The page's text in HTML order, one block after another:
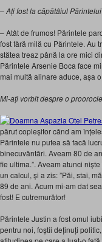
– Ați fost la căpătâiul
– Atât de frumos! Părintele
fost fără milă cu Părintele. Au
stătea treaz până la ore mici
Părintele Arsenie Boca face
mai multă alinare aduce, așa
Mi-ați vorbit despre o
părut copleșitor când am
Părintele nu putea să facă
binecuvântări. Aveam 80 de
fie ultima.”. Aveam atunci
un calcul, și a zis: ”Păi, stai,
89 de ani. Acum mi-am dat
fost! E cutremurător!
Părintele Justin a fost omul
pentru noi, foștii deținuți